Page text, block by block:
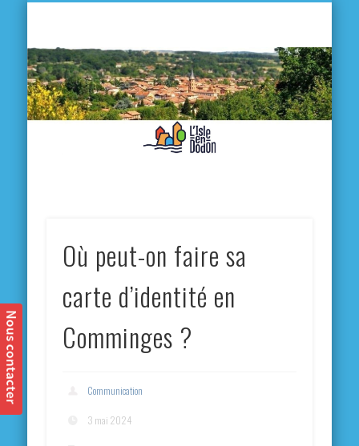
Où peut-on faire sa
carte d’identité en
Comminges ?
Communication
3 mai 2024